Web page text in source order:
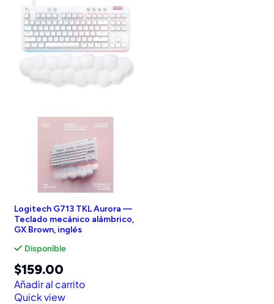
Logitech G713 TKL Aurora —
Teclado mecánico alámbrico,
GX Brown, inglés
Disponible
$159.00
Añadir al carrito
Quick view